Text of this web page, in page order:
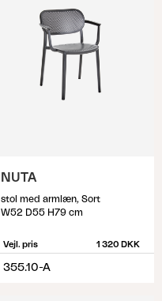
NUTA
stol med armlæn, Sort
W52 D55 H79 cm
Vejl. pris 1 320 DKK
355.10-A